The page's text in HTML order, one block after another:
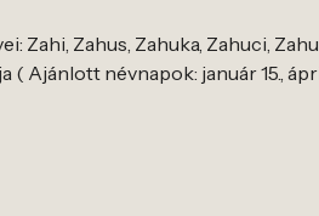
Zahi, Zahus, Zahuka, Zahuci,
Ajánlott névnapok: január 15.,